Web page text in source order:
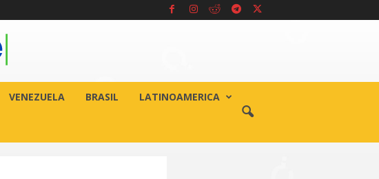
VENEZUELA BRASIL LATINOAMERICA